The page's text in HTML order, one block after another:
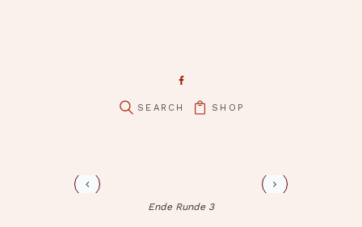
SHOP
12
Ende Runde 3